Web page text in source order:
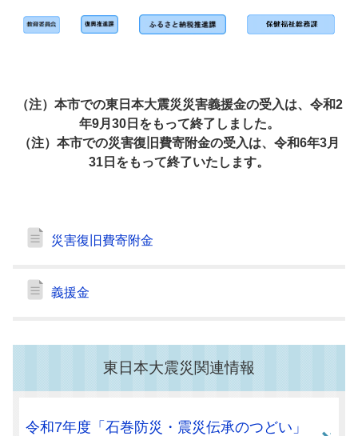
（注）本市での東日本大震災災害義援金の受入は、令和2
年9月30日をもって終了しました。
（注）本市での災害復旧費寄附金の受入は、令和6年3月
31日をもって終了いたします。
災害復旧費寄附金
義援金
東日本大震災関連情報
令和7年度「石巻防災・震災伝承のつどい」